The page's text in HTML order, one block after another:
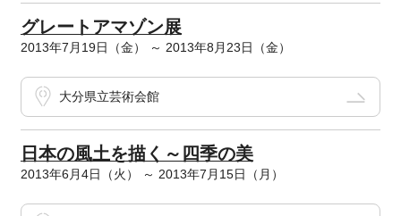
グレートアマゾン展
2013年7月19日（金） ～ 2013年8月23日（金）
大分県立芸術会館
日本の風土を描く～四季の美
2013年6月4日（火） ～ 2013年7月15日（月）